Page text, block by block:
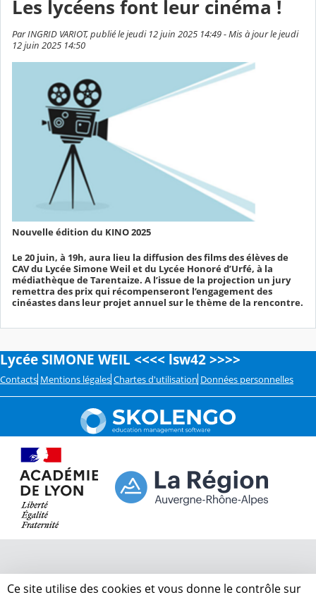
Les lycéens font leur cinéma !
Par INGRID VARIOT, publié le jeudi 12 juin 2025 14:49 - Mis à jour le jeudi
12 juin 2025 14:50
Nouvelle édition du KINO 2025
Le 20 juin, à 19h, aura lieu la diffusion des films des élèves de
CAV du Lycée Simone Weil et du Lycée Honoré d’Urfé, à la
médiathèque de Tarentaize. A l’issue de la projection un jury
remettra des prix qui récompenseront l’engagement des
cinéastes dans leur projet annuel sur le thème de la rencontre.
Lycée SIMONE WEIL <<<< lsw42 >>>>
Contacts Mentions légales Chartes d'utilisation Données personnelles
Ce site utilise des cookies et vous donne le contrôle sur